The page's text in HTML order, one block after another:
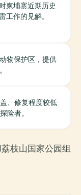
柬埔寨近期历史
工作的见解。
物保护区，提供
、修复程度较低
险者。
枝山国家公园组